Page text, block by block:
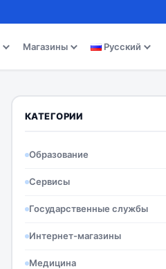
Магазины Русский
КАТЕГОРИИ
Образование
Сервисы
Государственные службы
Интернет-магазины
Медицина